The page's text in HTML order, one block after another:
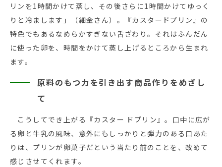
リンを1時間かけて蒸し、その後さらに1時間かけてゆっく
りと冷まします」（細金さん）。『カスタードプリン』の
特色でもあるなめらかすぎない舌ざわり。それはふんだん
に使った卵を、時間をかけて蒸し上げるところから生まれ
ます。
原料のもつ力を引き出す商品作りをめざし
て
こうしてでき上がる『カスター ドプリン』。口中に広が
る卵と牛乳の風味、意外にもしっかりと弾力のある口あた
りは、プリンが卵菓子だという当たり前のことを、改めて
感じさせてくれます。